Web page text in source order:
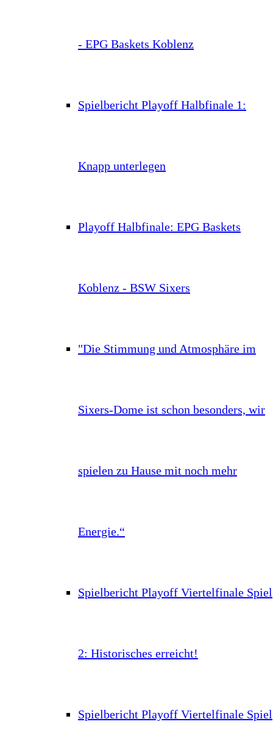
- EPG Baskets Koblenz
Spielbericht Playoff Halbfinale 1:
Knapp unterlegen
Playoff Halbfinale: EPG Baskets
Koblenz - BSW Sixers
"Die Stimmung und Atmosphäre im
Sixers-Dome ist schon besonders, wir
spielen zu Hause mit noch mehr
Energie.“
Spielbericht Playoff Viertelfinale Spiel
2: Historisches erreicht!
Spielbericht Playoff Viertelfinale Spiel